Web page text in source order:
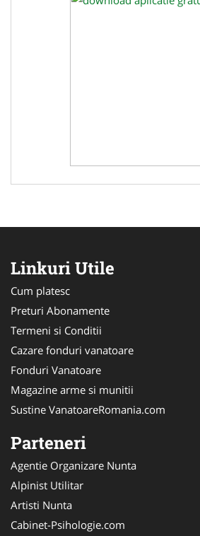
Linkuri Utile
Cum platesc
Preturi Abonamente
Termeni si Conditii
Cazare fonduri vanatoare
Fonduri Vanatoare
Magazine arme si munitii
Sustine VanatoareRomania.com
Parteneri
Agentie Organizare Nunta
Alpinist Utilitar
Artisti Nunta
Cabinet-Psihologie.com